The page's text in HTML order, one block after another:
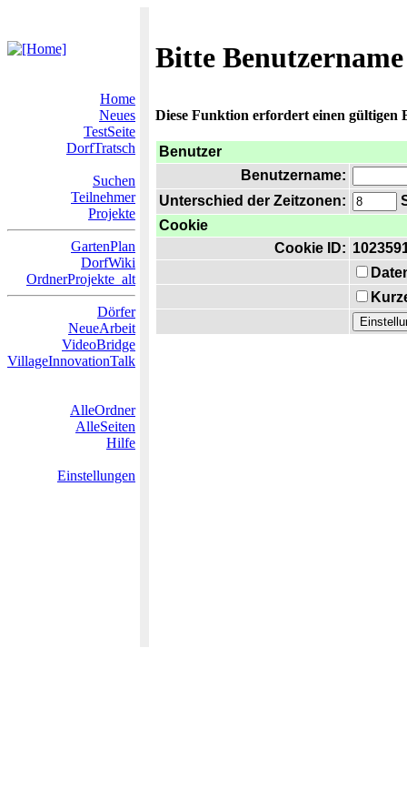
Bitte
Home
Neues
TestSeite
DorfTratsch
Suchen
Teilnehmer
Projekte
GartenPlan
DorfWiki
OrdnerProjekte_alt
Dörfer
NeueArbeit
VideoBridge
VillageInnovationTalk
AlleOrdner
AlleSeiten
Hilfe
Einstellungen
Diese Funktion erfordert einen gültigen
Benutzer
Benutzername:
Unterschied der Zeitzonen:
Cookie
Cookie ID: